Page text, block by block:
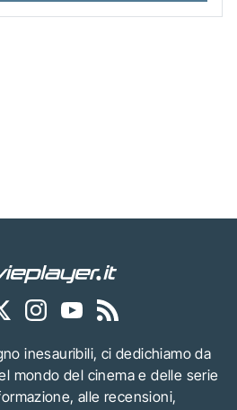
inesauribili, ci dedichiamo da
mondo del cinema e delle serie
alle recensioni,